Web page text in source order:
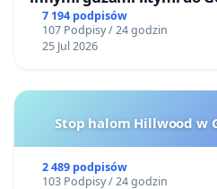
Centrum Zdrowia Dziecka
7 194 podpisów
107 Podpisy / 24 godzin
25 Jul 2026
Stop halom Hillwood w
2 489 podpisów
103 Podpisy / 24 godzin